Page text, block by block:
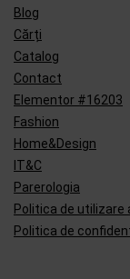
Blog
Cărți
Catalog
Contact
Elementor #16203
Fashion
Home&Design
IT&C
Parerologia
Politica de utilizare
Politica de